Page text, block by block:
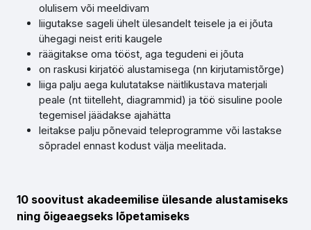
olulisem või meeldivam
liigutakse sageli ühelt ülesandelt teisele ja ei jõuta
ühegagi neist eriti kaugele
räägitakse oma tööst, aga tegudeni ei jõuta
on raskusi kirjatöö alustamisega (nn kirjutamistõrge)
liiga palju aega kulutatakse näitlikustava materjali
peale (nt tiitelleht, diagrammid) ja töö sisuline poole
tegemisel jäädakse ajahätta
leitakse palju põnevaid teleprogramme või lastakse
sõpradel ennast kodust välja meelitada.
10 soovitust akadeemilise ülesande alustamiseks
ning õigeaegseks lõpetamiseks